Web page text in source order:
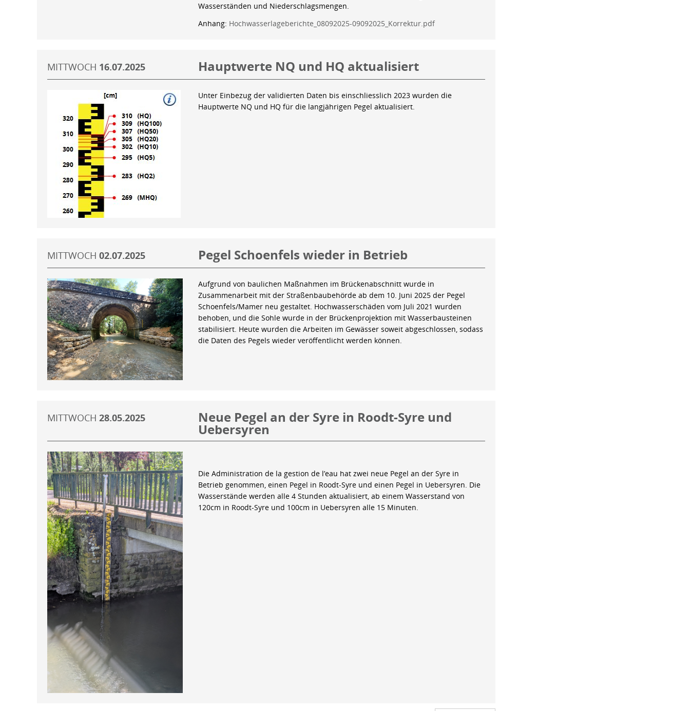
Wasserständen und Niederschlagsmengen.
Anhang: Hochwasserlageberichte_08092025-09092025_Korrektur.pdf
MITTWOCH 16.07.2025 Hauptwerte NQ und HQ aktualisiert
Unter Einbezug der validierten Daten bis einschliesslich 2023 wurden die
Hauptwerte NQ und HQ für die langjährigen Pegel aktualisiert.
MITTWOCH 02.07.2025 Pegel Schoenfels wieder in Betrieb
Aufgrund von baulichen Maßnahmen im Brückenabschnitt wurde in
Zusammenarbeit mit der Straßenbaubehörde ab dem 10. Juni 2025 der Pegel
Schoenfels/Mamer neu gestaltet. Hochwasserschäden vom Juli 2021 wurden
behoben, und die Sohle wurde in der Brückenprojektion mit Wasserbausteinen
stabilisiert. Heute wurden die Arbeiten im Gewässer soweit abgeschlossen, sodass
die Daten des Pegels wieder veröffentlicht werden können.
MITTWOCH 28.05.2025 Neue Pegel an der Syre in Roodt-Syre und
Uebersyren
Die Administration de la gestion de l’eau hat zwei neue Pegel an der Syre in
Betrieb genommen, einen Pegel in Roodt-Syre und einen Pegel in Uebersyren. Die
Wasserstände werden alle 4 Stunden aktualisiert, ab einem Wasserstand von
120cm in Roodt-Syre und 100cm in Uebersyren alle 15 Minuten.